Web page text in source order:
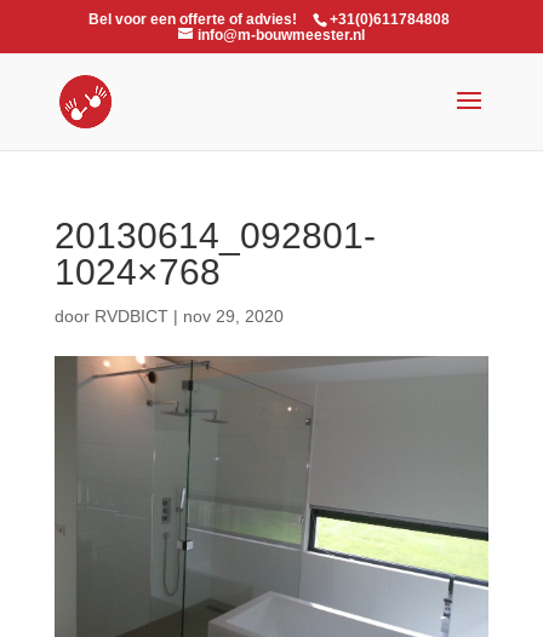
Bel voor een offerte of advies!
+31(0)611784808
info@m-bouwmeester.nl
20130614_092801-
1024×768
door RVDBICT| nov 29, 2020